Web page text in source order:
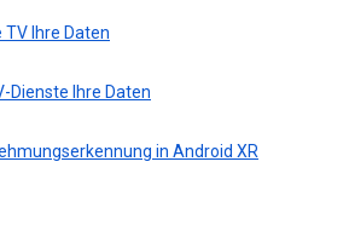
Ihre Daten
Dienste Ihre Daten
in Android XR